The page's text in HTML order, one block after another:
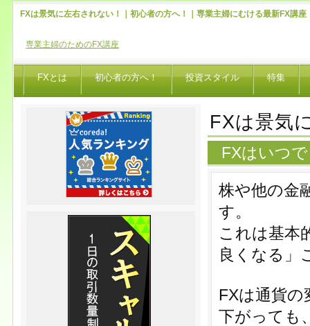
FXは景気に左右されない！｜初心者の方へ！｜専業主婦にむける最新FX講座
専業主婦のためのFX講座
FXとは 初心者の方へ！ 投資スタイル 特集
FXは景気
FXはいつ
株や他の金
す。
これは基本
良くなる」
FXは通貨の
下がっても